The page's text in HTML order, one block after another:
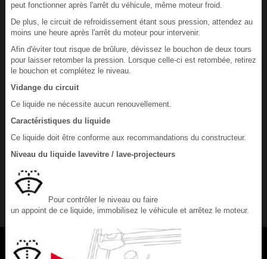
peut fonctionner après l'arrêt du véhicule, même moteur froid.
De plus, le circuit de refroidissement étant sous pression, attendez au
moins une heure après l'arrêt du moteur pour intervenir.
Afin d'éviter tout risque de brûlure, dévissez le bouchon de deux tours
pour laisser retomber la pression. Lorsque celle-ci est retombée, retirez
le bouchon et complétez le niveau.
Vidange du circuit
Ce liquide ne nécessite aucun renouvellement.
Caractéristiques du liquide
Ce liquide doit être conforme aux recommandations du constructeur.
Niveau du liquide lavevitre / lave-projecteurs
Pour contrôler le niveau ou faire
un appoint de ce liquide, immobilisez le véhicule et arrêtez le moteur.